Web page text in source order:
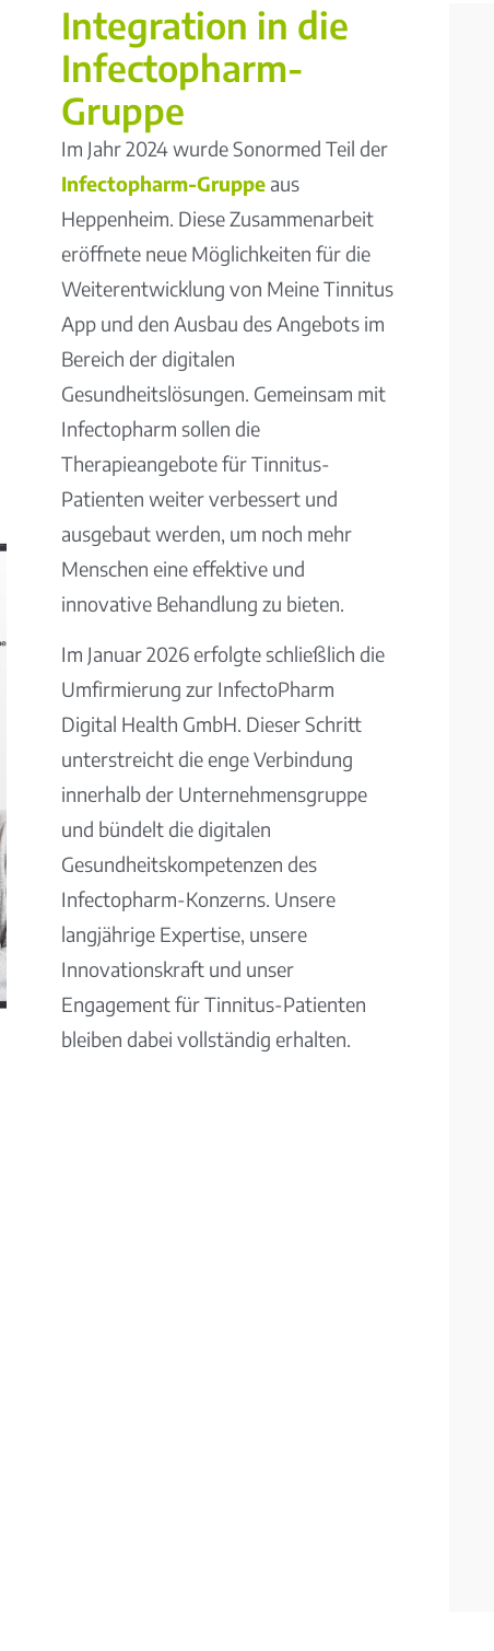
Integration in die
Infectopharm-
Gruppe
Im Jahr 2024 wurde Sonormed Teil der
Infectopharm-Gruppe aus
Heppenheim. Diese Zusammenarbeit
eröffnete neue Möglichkeiten für die
Weiterentwicklung von Meine Tinnitus
App und den Ausbau des Angebots im
Bereich der digitalen
Gesundheitslösungen. Gemeinsam mit
Infectopharm sollen die
Therapieangebote für Tinnitus-
Patienten weiter verbessert und
ausgebaut werden, um noch mehr
Menschen eine effektive und
innovative Behandlung zu bieten.
Im Januar 2026 erfolgte schließlich die
Umfirmierung zur InfectoPharm
Digital Health GmbH. Dieser Schritt
unterstreicht die enge Verbindung
innerhalb der Unternehmensgruppe
und bündelt die digitalen
Gesundheitskompetenzen des
Infectopharm-Konzerns. Unsere
langjährige Expertise, unsere
Innovationskraft und unser
Engagement für Tinnitus-Patienten
bleiben dabei vollständig erhalten.